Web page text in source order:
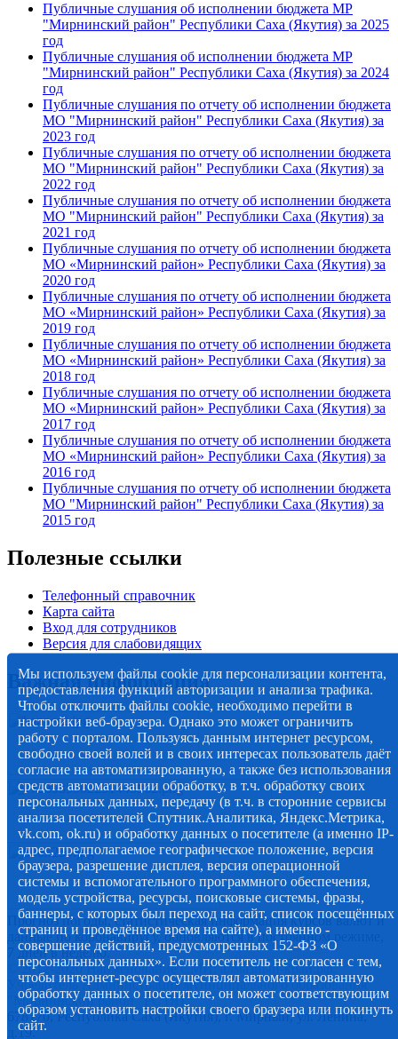
Публичные слушания об исполнении бюджета МР
"Мирнинский район" Республики Саха (Якутия) за 2025
год
Публичные слушания об исполнении бюджета МР
"Мирнинский район" Республики Саха (Якутия) за 2024
год
Публичные слушания по отчету об исполнении бюджета
МО "Мирнинский район" Республики Саха (Якутия) за
2023 год
Публичные слушания по отчету об исполнении бюджета
МО "Мирнинский район" Республики Саха (Якутия) за
2022 год
Публичные слушания по отчету об исполнении бюджета
МО "Мирнинский район" Республики Саха (Якутия) за
2021 год
Публичные слушания по отчету об исполнении бюджета
МО «Мирнинский район» Республики Саха (Якутия) за
2020 год
Публичные слушания по отчету об исполнении бюджета
МО «Мирнинский район» Республики Саха (Якутия) за
2019 год
Публичные слушания по отчету об исполнении бюджета
МО «Мирнинский район» Республики Саха (Якутия) за
2018 год
Публичные слушания по отчету об исполнении бюджета
МО «Мирнинский район» Республики Саха (Якутия) за
2017 год
Публичные слушания по отчету об исполнении бюджета
МО «Мирнинский район» Республики Саха (Якутия) за
2016 год
Публичные слушания по отчету об исполнении бюджета
МО "Мирнинский район" Республики Саха (Якутия) за
2015 год
Полезные ссылки
Телефонный справочник
Карта сайта
Вход для сотрудников
Версия для слабовидящих
Важная информация
Прогноз погоды, статистическая информация курсов валют и
данные по коронавирусу, обновляются в постоянном режиме,
7 дней в неделю.
© 2012-2020 Наименование СМИ: алмазный-край.рф.
Учредитель Администрация муниципального образования
"Мирнинский район" РС (Я)
678170, Республика Саха (Якутия), г. Мирный, ул. Ленина,
д.19.
Мы используем файлы cookie для персонализации контента,
предоставления функций авторизации и анализа трафика.
Чтобы отключить файлы cookie, необходимо перейти в
настройки веб-браузера. Однако это может ограничить
работу с порталом. Пользуясь данным интернет ресурсом,
свободно своей волей и в своих интересах пользователь даёт
согласие на автоматизированную, а также без использования
средств автоматизации обработку, в т.ч. обработку своих
персональных данных, передачу (в т.ч. в сторонние сервисы
анализа посетителей Спутник.Аналитика, Яндекс.Метрика,
vk.com, ok.ru) и обработку данных о посетителе (а именно IP-
адрес, предполагаемое географическое положение, версия
браузера, разрешение дисплея, версия операционной
системы и вспомогательного программного обеспечения,
модель устройства, ресурсы, поисковые системы, фразы,
баннеры, с которых был переход на сайт, список посещённых
страниц и проведённое время на сайте), а именно -
совершение действий, предусмотренных 152-ФЗ «О
персональных данных». Если посетитель не согласен с тем,
чтобы интернет-ресурс осуществлял автоматизированную
обработку данных о посетителе, он может соответствующим
образом установить настройки своего браузера или покинуть
сайт.